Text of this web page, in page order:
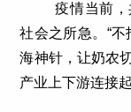
疫情当前，
社会之所急。“
海神针，让奶农
产业上下游连接